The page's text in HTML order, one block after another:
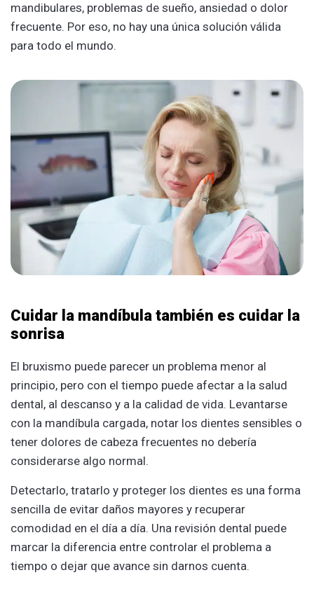
mandibulares, problemas de sueño, ansiedad o dolor
frecuente. Por eso, no hay una única solución válida
para todo el mundo.
Cuidar la mandíbula también es cuidar la
sonrisa
El bruxismo puede parecer un problema menor al
principio, pero con el tiempo puede afectar a la salud
dental, al descanso y a la calidad de vida. Levantarse
con la mandíbula cargada, notar los dientes sensibles o
tener dolores de cabeza frecuentes no debería
considerarse algo normal.
Detectarlo, tratarlo y proteger los dientes es una forma
sencilla de evitar daños mayores y recuperar
comodidad en el día a día. Una revisión dental puede
marcar la diferencia entre controlar el problema a
tiempo o dejar que avance sin darnos cuenta.